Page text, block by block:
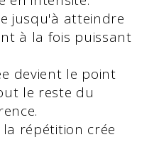
jusqu'à atteindre
à la fois puissant
devient le point
le reste du
répétition crée